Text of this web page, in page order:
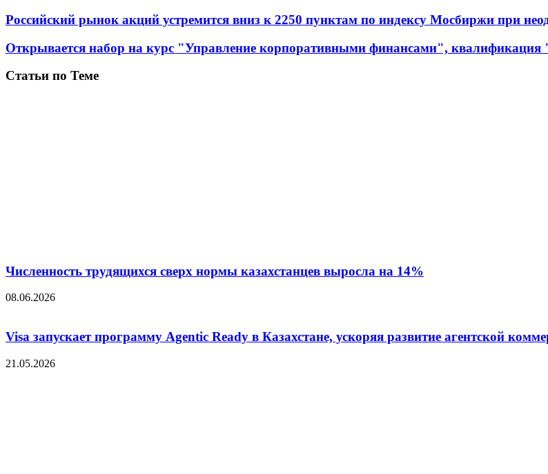
Российский рынок акций устремится вниз к 2250 пунктам по индексу Мосбиржи при
Открывается набор на курс "Управление корпоративными финансами",
Статьи по Теме
Численность трудящихся сверх нормы казахстанцев выросла на 14%
08.06.2026
Visa запускает программу Agentic Ready в Казахстане, ускоряя развитие агентской
21.05.2026